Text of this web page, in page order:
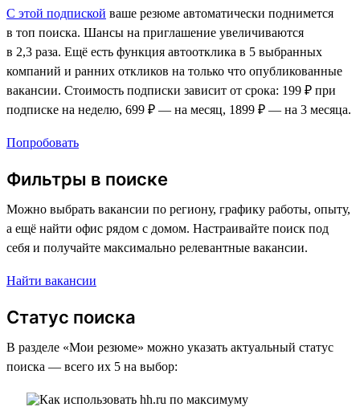
С этой подпиской ваше резюме автоматически поднимется
в топ поиска. Шансы на приглашение увеличиваются
в 2,3 раза. Ещё есть функция автоотклика в 5 выбранных
компаний и ранних откликов на только что опубликованные
вакансии. Стоимость подписки зависит от срока: 199 ₽ при
подписке на неделю, 699 ₽ — на месяц, 1899 ₽ — на 3 месяца.
Попробовать
Фильтры в поиске
Можно выбрать вакансии по региону, графику работы, опыту,
а ещё найти офис рядом с домом. Настраивайте поиск под
себя и получайте максимально релевантные вакансии.
Найти вакансии
Статус поиска
В разделе «Мои резюме» можно указать актуальный статус
поиска — всего их 5 на выбор: